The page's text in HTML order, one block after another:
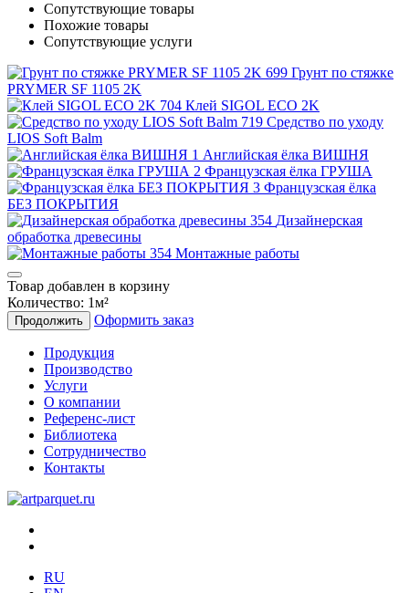
Сопутствующие товары
Похожие товары
Сопутствующие услуги
Грунт по стяжке
PRYMER SF 1105 2K
Клей SIGOL ECO 2K
Средство по уходу
LIOS Soft Balm
Английская ёлка ВИШНЯ
Французская ёлка ГРУША
Французская ёлка
БЕЗ ПОКРЫТИЯ
Дизайнерская
обработка древесины
Монтажные работы
Товар добавлен в корзину
Количество: 1м²
Продолжить Оформить заказ
Продукция
Производство
Услуги
О компании
Референс-лист
Библиотека
Сотрудничество
Контакты
RU